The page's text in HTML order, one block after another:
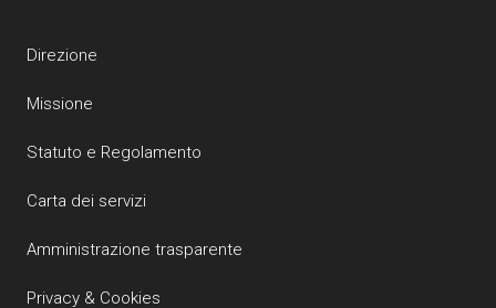
Direzione
Missione
Statuto e Regolamento
Carta dei servizi
Amministrazione trasparente
Privacy & Cookies